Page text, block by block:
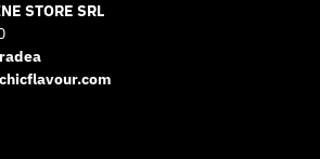
STORE SRL